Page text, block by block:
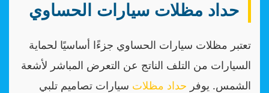
حداد مظلات سيارات الحساوي
تعتبر مظلات سيارات الحساوي جزءًا أساسيًا لحماية
السيارات من التلف الناتج عن التعرض المباشر لأشعة
الشمس. يوفر حداد مظلات سيارات تصاميم تلبي